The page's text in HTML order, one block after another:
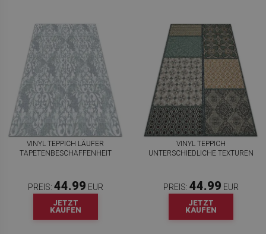
VINYL TEPPICH LÄUFER
TAPETENBESCHAFFENHEIT
PREIS: 44.99 EUR
JETZT
KAUFEN
VINYL TEPPICH
UNTERSCHIEDLICHE TEXTUREN
PREIS: 44.99 EUR
JETZT
KAUFEN